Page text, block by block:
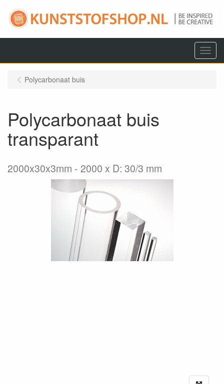
Menu
Polycarbonaat buis
Polycarbonaat buis
transparant
2000x30x3mm 2000 x D: 30/3 mm